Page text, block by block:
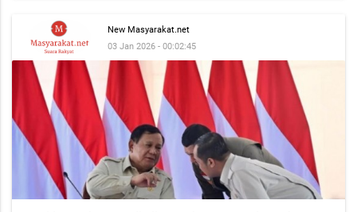
New Masyarakat.net
03 Jan 2026 - 00:02:45